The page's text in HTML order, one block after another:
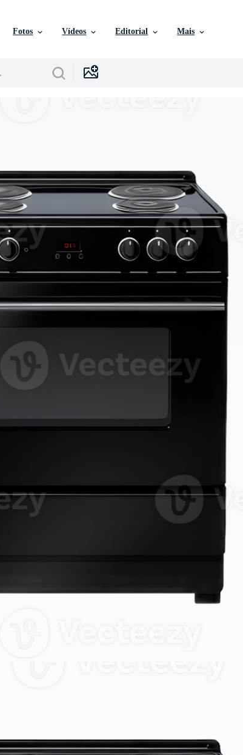
Fotos Vídeos Editorial Mais